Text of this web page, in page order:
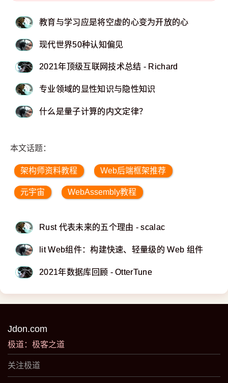
教育与学习应是将空虚的心变为开放的心
现代世界50种认知偏见
2021年顶级互联网技术总结 - Richard
专业领域的显性知识与隐性知识
什么是量子计算的内文定律？
本文话题：
架构师资料教程 Web后端框架推荐
元宇宙 WebAssembly教程
Rust 代表未来的五个理由 - scalac
lit Web组件：构建快速、轻量级的 Web 组件
2021年数据库回顾 - OtterTune
Jdon.com
极道：极客之道
关注极道